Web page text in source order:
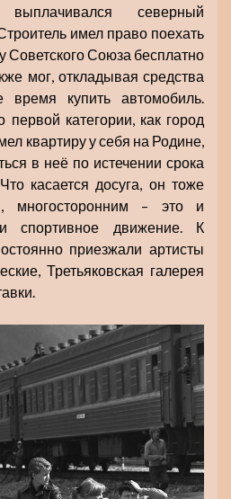
северный
имел право поехать
Советского Союза бесплатно
мог, откладывая средства
время купить автомобиль.
категории, как город
квартиру у себя на Родине,
в неё по истечении срока
касается досуга, он тоже
многосторонним – это и
спортивное движение. К
приезжали артисты
Третьяковская галерея